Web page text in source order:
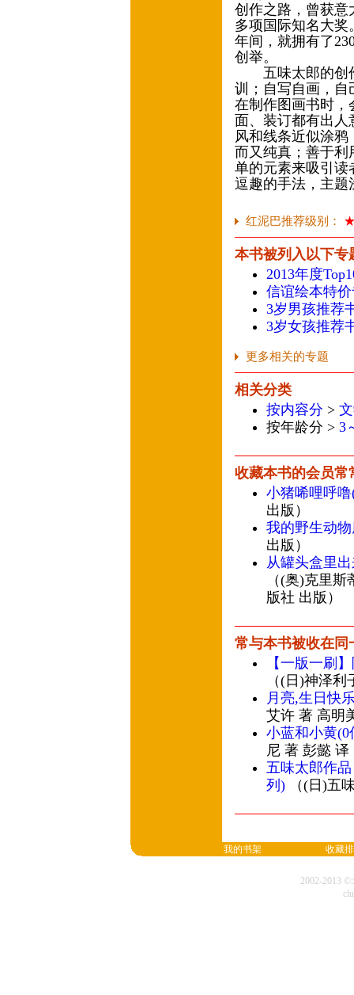
创作之路，曾获意
多项国际知名大奖
年间，就拥有了
创举。
五味太郎的创作
训；自写自画，自
在制作图画书时，
面、装订都有出
风和线条近似涂
而又纯真；善于利
单的元素来吸引读
逗趣的手法，主
红泥巴推荐级别：
本书被列入以下专
2013年度
信谊绘本特
3岁男孩推荐
3岁女孩推荐
更多相关的专题
相关分类
按内容分 >
按年龄分 > 3
收藏本书的会员常
小猪唏哩呼
出版）
我的野生动
出版）
从罐头盒里
（(奥)克里
版社 出版）
常与本书被收在同
【一版一刷
（(日)神泽
月亮,生日快
艾许 著 高明
小蓝和小黄(0
尼 著 彭懿
五味太郎作
列) （(日)五
我的书架 收藏
2002-2013